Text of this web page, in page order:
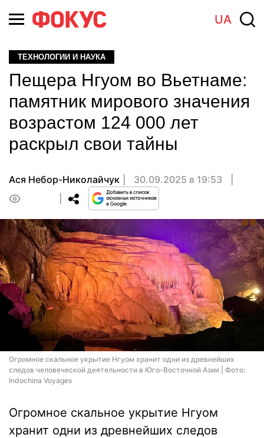
UA
ТЕХНОЛОГИИ И НАУКА
Пещера Нгуом во Вьетнаме:
памятник мирового значения
возрастом 124 000 лет
раскрыл свои тайны
Ася Небор-Николайчук
30.09.2025 в 19:53
Огромное скальное укрытие Нгуом хранит одни из древнейших
следов человеческой деятельности в Юго-Восточной Азии | Фото:
Indochina Voyages
Огромное скальное укрытие Нгуом
хранит одни из древнейших следов